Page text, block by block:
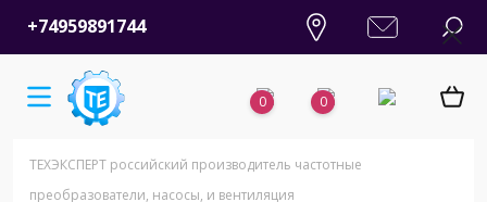
+74959891744
0 0
ТЕХЭКСПЕРТ российский производитель частотные
преобразователи, насосы, и вентиляция